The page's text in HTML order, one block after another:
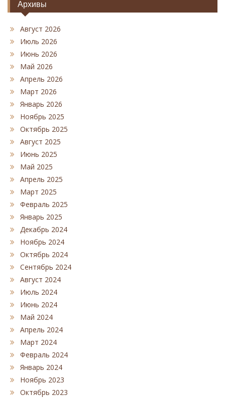
Архивы
Август 2026
Июль 2026
Июнь 2026
Май 2026
Апрель 2026
Март 2026
Январь 2026
Ноябрь 2025
Октябрь 2025
Август 2025
Июнь 2025
Май 2025
Апрель 2025
Март 2025
Февраль 2025
Январь 2025
Декабрь 2024
Ноябрь 2024
Октябрь 2024
Сентябрь 2024
Август 2024
Июль 2024
Июнь 2024
Май 2024
Апрель 2024
Март 2024
Февраль 2024
Январь 2024
Ноябрь 2023
Октябрь 2023